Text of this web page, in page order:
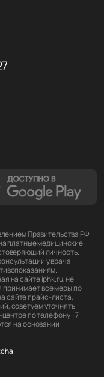
Правительства РФ
платные медицинские
личность.
у врача
на сайте iphk.ru, не
все меры по
сайте прайс-листа,
советуем уточнять
центре по телефону +7
на основании